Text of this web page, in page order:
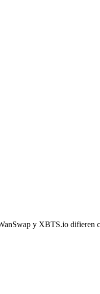
y XBTS.io difieren